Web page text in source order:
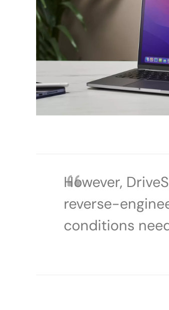
However,
reverse-
conditions